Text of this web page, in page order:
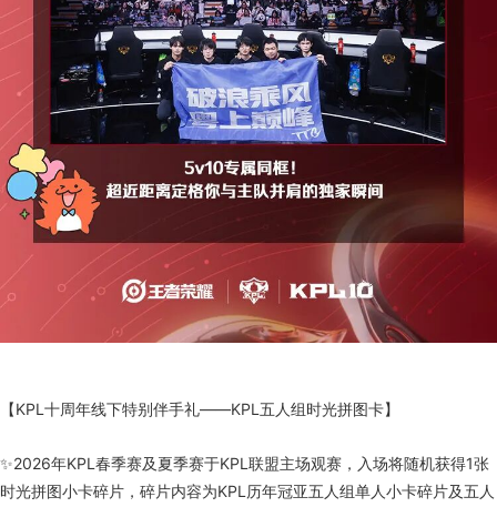
【KPL十周年线下特别伴手礼——KPL五人组时光拼图卡】
✨2026年KPL春季赛及夏季赛于KPL联盟主场观赛，入场将随机获得1张
时光拼图小卡碎片，碎片内容为KPL历年冠亚五人组单人小卡碎片及五人